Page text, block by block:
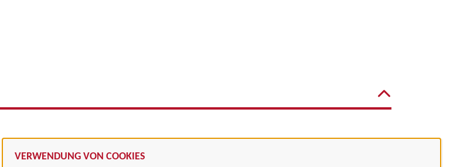
VERWENDUNG VON COOKIES